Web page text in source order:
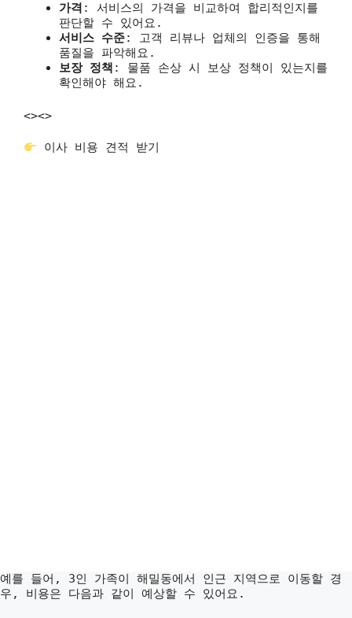
가격 : 서비스의 가격을 비교하여 합리적인지를
판단할 수 있어요.
서비스 수준: 고객 리뷰나 업체의 인증을 통해
품질을 파악해요.
보장 정책 : 물품 손상 시 보상 정책이 있는지를
확인해야 해요.
<><>
이사 비용 견적 받기
예를 들어, 3인 가족이 해밀동에서 인근 지역으로 이동할 경
우, 비용은 다음과 같이 예상할 수 있어요.